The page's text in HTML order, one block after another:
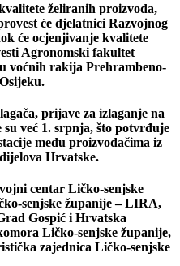
želiranih proizvoda,
će djelatnici Razvojnog
će ocjenjivanje kvalitete
Agronomski fakultet
voćnih rakija Prehrambeno-
prijave za izlaganje na
već 1. srpnja, što potvrđuje
među proizvođačima iz
Hrvatske.
centar Ličko-senjske
senjske županije – LIRA,
Gospić i Hrvatska
Ličko-senjske županije,
zajednica Ličko-senjske